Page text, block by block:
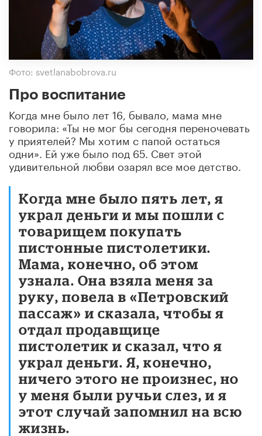
Фото: svetlanabobrova.ru
Про воспитание
Когда мне было лет 16, бывало, мама мне
говорила: «Ты не мог бы сегодня переночевать
у приятелей? Мы хотим с папой остаться
одни». Ей уже было под 65. Свет этой
удивительной любви озарял все мое детство.
Когда мне было пять лет, я
украл деньги и мы пошли с
товарищем покупать
пистонные пистолетики.
Мама, конечно, об этом
узнала. Она взяла меня за
руку, повела в «Петровский
пассаж» и сказала, чтобы я
отдал продавщице
пистолетик и сказал, что я
украл деньги. Я, конечно,
ничего этого не произнес, но
у меня были ручьи слез, и я
этот случай запомнил на всю
жизнь.